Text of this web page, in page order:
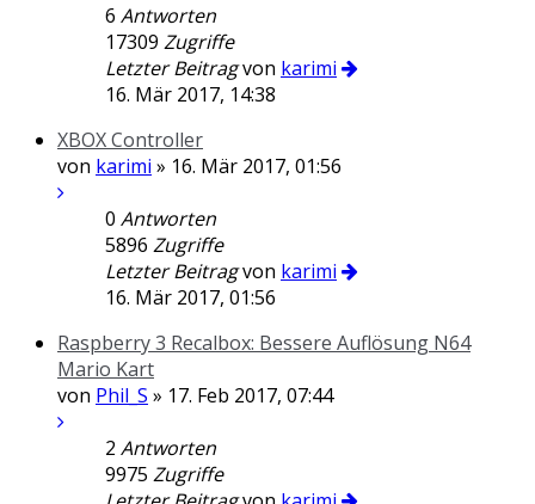
6 Antworten
17309 Zugriffe
Letzter Beitragvon karimi
16. Mär 2017, 14:38
XBOX Controller
von karimi » 16. Mär 2017, 01:56
0 Antworten
5896 Zugriffe
Letzter Beitragvon karimi
16. Mär 2017, 01:56
Raspberry 3 Recalbox: Bessere Auflösung N64
Mario Kart
von Phil_S » 17. Feb 2017, 07:44
2 Antworten
9975 Zugriffe